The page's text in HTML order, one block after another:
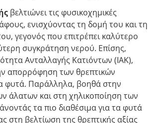
βελτιώνει τις φυσικοχημικές
ενισχύοντας τη δομή του και τη
γεγονός που επιτρέπει καλύτερο
συγκράτηση νερού. Επίσης,
Ανταλλαγής Κατιόντων (ΙΑΚ),
απορρόφηση των θρεπτικών
φυτά. Παράλληλα, βοηθά στην
άλατων και στη χηλικοποίηση των
τα πιο διαθέσιμα για τα φυτά
στη βελτίωση της θρεπτικής αξίας